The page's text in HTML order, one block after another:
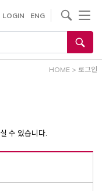
LOGIN ENG
HOME > 로그인
수 있습니다.